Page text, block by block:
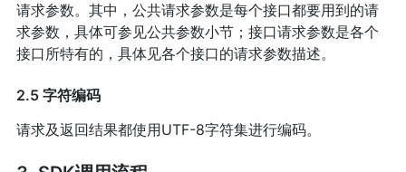
请求参数。其中，公共请求参数是每个接口都要用到的请
求参数，具体可参见公共参数小节；接口请求参数是各个
接口所特有的，具体见各个接口的请求参数描述。
2.5 字符编码
请求及返回结果都使用UTF-8字符集进行编码。